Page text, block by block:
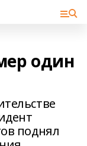
один
поднял